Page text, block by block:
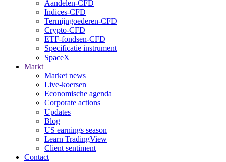
Aandelen-CFD
Indices-CFD
Termijngoederen-CFD
Crypto-CFD
ETF-fondsen-CFD
Specificatie instrument
SpaceX
Markt
Market news
Live-koersen
Economische agenda
Corporate actions
Updates
Blog
US earnings season
Learn TradingView
Client sentiment
Contact